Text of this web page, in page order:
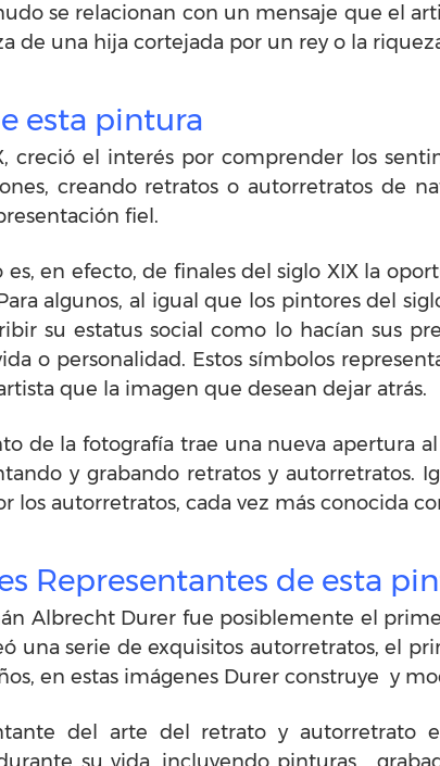
se relacionan con un mensaje que el
de una hija cortejada por un rey o la
esta pintura
creció el interés por comprender los
creando retratos o autorretratos de
fiel.
es, en efecto, de finales del siglo XIX la
algunos, al igual que los pintores del
su estatus social como lo hacían sus
o personalidad. Estos símbolos
que la imagen que desean dejar atrás.
de la fotografía trae una nueva apertura
y grabando retratos y autorretratos.
los autorretratos, cada vez más conocida
Representantes de esta
Albrecht Durer fue posiblemente el
una serie de exquisitos autorretratos, el
en estas imágenes Durer construye y
del arte del retrato y autorretrato